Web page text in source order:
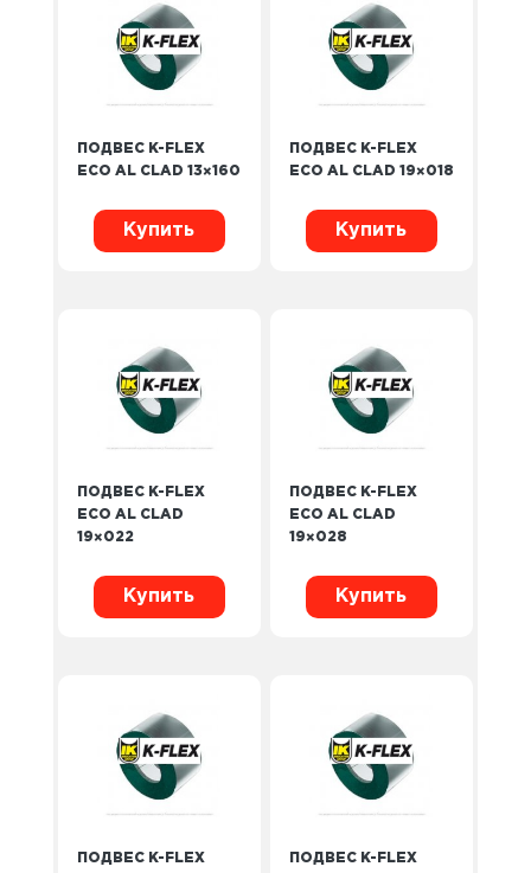
ПОДВЕС K-FLEX
ECO AL CLAD 13×160
Купить
ПОДВЕС K-FLEX
ECO AL CLAD 19×018
Купить
ПОДВЕС K-FLEX
ECO AL CLAD
19×022
Купить
ПОДВЕС K-FLEX
ECO AL CLAD
19×028
Купить
ПОДВЕС K-FLEX
ПОДВЕС K-FLEX